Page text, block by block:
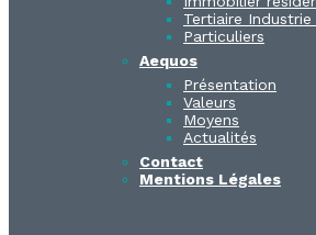
Tertiaire Industrie
Particuliers
Aequos
Présentation
Valeurs
Moyens
Actualités
Contact
Mentions Légales